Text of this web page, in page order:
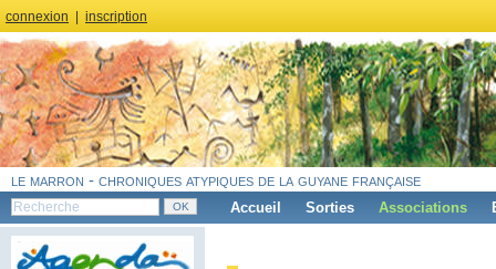
connexion inscription
le marron - chroniques atypiques de la guyane française
Accueil Sorties Associations